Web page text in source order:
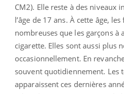
CM2). Elle reste à des niveaux
l’âge de 17 ans. À cette âge,
nombreuses que les garçons à
cigarette. Elles sont aussi plus
occasionnellement. En
souvent quotidiennement. Les
apparaissent ces dernières